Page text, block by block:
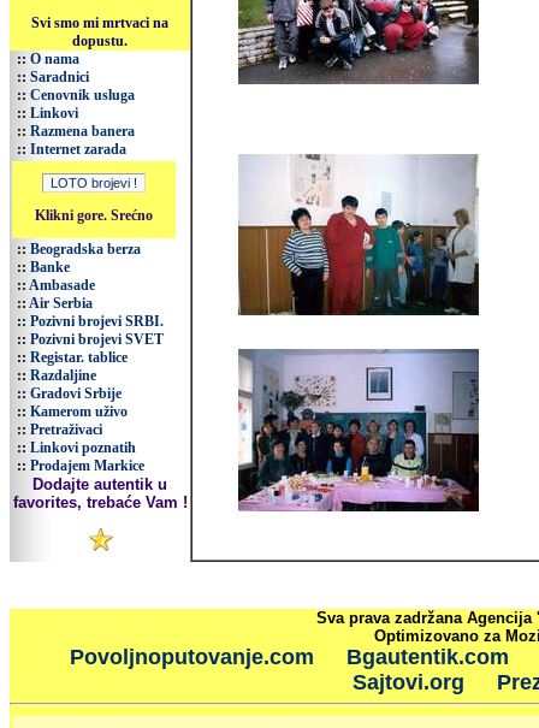
Svi smo mi mrtvaci na
dopustu.
:: O nama
:: Saradnici
:: Cenovnik usluga
:: Linkovi
:: Razmena banera
:: Internet zarada
Klikni gore. Srećno
:: Beogradska berza
:: Banke
:: Ambasade
:: Air Serbia
:: Pozivni brojevi SRBI.
:: Pozivni brojevi SVET
:: Registar. tablice
:: Razdaljine
:: Gradovi Srbije
:: Kamerom uživo
:: Pretraživaci
:: Linkovi poznatih
:: Prodajem Markice
Dodajte autentik u
favorites, trebaće Vam !
Sva prava zadržana
Optimizovano za
Povoljnoputovanje.com
Bgautentik.com
Sajtovi.org